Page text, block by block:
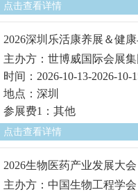
点击查看详情
2026深圳乐活康养展＆健
主办方：世博威国际会展集
时间：2026-10-13-2026-10-
地点：深圳
参展费1：其他
点击查看详情
2026生物医药产业发展大会
主办方：中国生物工程学